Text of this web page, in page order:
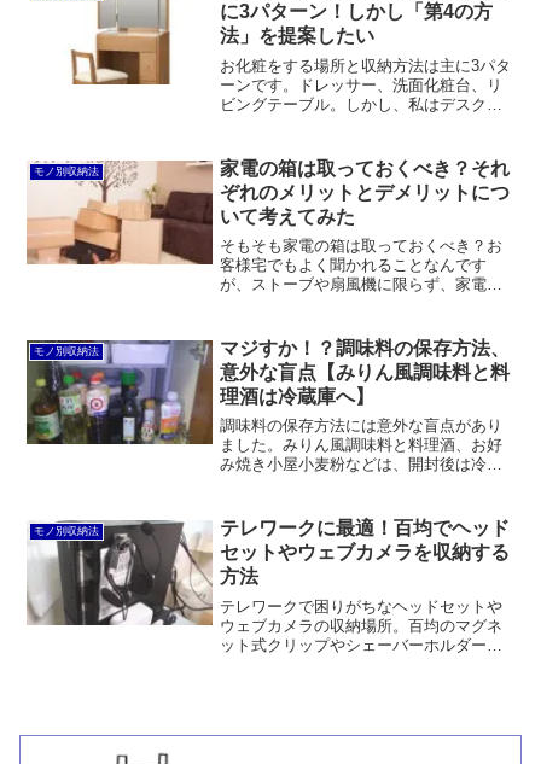
に3パターン！しかし「第4の方
法」を提案したい
お化粧をする場所と収納方法は主に3パタ
ーンです。ドレッサー、洗面化粧台、リ
ビングテーブル。しかし、私はデスクと
から、主婦にも自分専用の机があったほ
うが自然ではないでしょうか。
モノ別収納法
家電の箱は取っておくべき？それ
ぞれのメリットとデメリットにつ
いて考えてみた
そもそも家電の箱は取っておくべき？お
客様宅でもよく聞かれることなんです
が、ストーブや扇風機に限らず、家電の
リットについて考えてみましょう。家電
の箱を取っておくメリット ...
モノ別収納法
マジすか！？調味料の保存方法、
意外な盲点【みりん風調味料と料
理酒は冷蔵庫へ】
調味料の保存方法には意外な盲点があり
ました。みりん風調味料と料理酒、お好
み焼き小屋小麦粉などは、開封後は冷蔵
モノ別収納法
テレワークに最適！百均でヘッド
セットやウェブカメラを収納する
方法
テレワークで困りがちなヘッドセットや
ウェブカメラの収納場所。百均のマグネ
ット式クリップやシェーバーホルダーを